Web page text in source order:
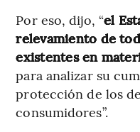
Por eso, dijo, “el
relevamiento de
existentes en
para analizar su
protección de los
consumidores”.